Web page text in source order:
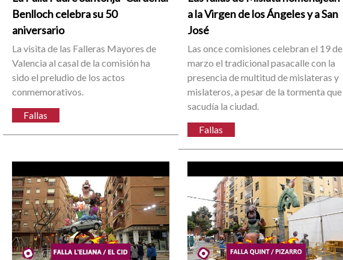
Benlloch celebra su 50
aniversario
La visita de las Falleras Mayores de
Valencia al casal de la comisión ha
sido el preludio de los actos
conmemorativos.
Fallas
a la Virgen de los Ángeles y a San
José
Las once comisiones celebran el 19 de
marzo el tradicional pasacalle con la
presencia de multitud de mislateras y
mislateros, a pesar de la tormenta que
sacudía la ciudad.
Fallas